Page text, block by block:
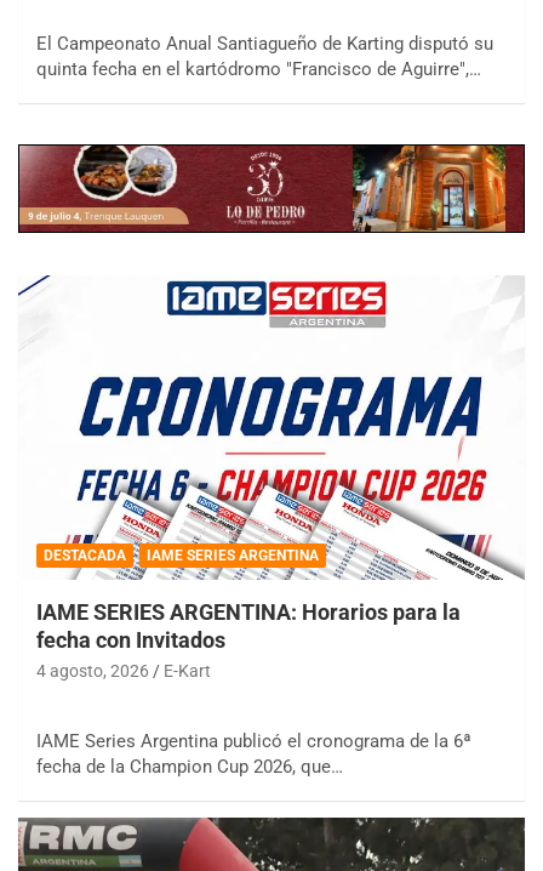
El Campeonato Anual Santiagueño de Karting disputó su
quinta fecha en el kartódromo "Francisco de Aguirre",…
DESTACADA IAME SERIES ARGENTINA
IAME SERIES ARGENTINA: Horarios para la
fecha con Invitados
4 agosto, 2026 E-Kart
IAME Series Argentina publicó el cronograma de la 6ª
fecha de la Champion Cup 2026, que…